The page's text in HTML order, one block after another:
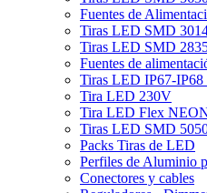
Fuentes de
Tiras LED SMD
Tiras LED SMD
Fuentes de
Tiras LED IP67-IP68
Tira LED 230V
Tira LED Flex
Tiras LED SMD
Packs Tiras de LED
Perfiles de Aluminio
Conectores y cables